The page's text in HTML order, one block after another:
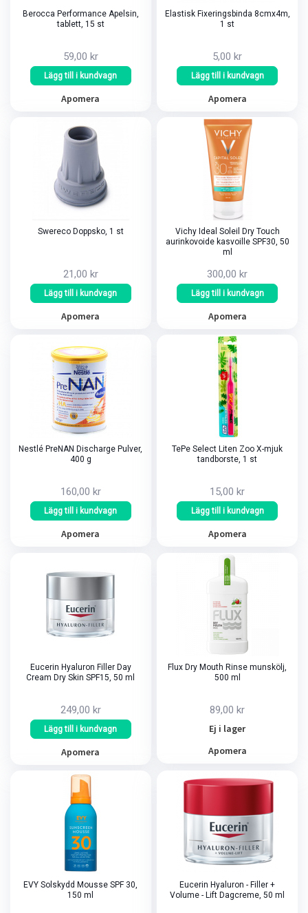
Berocca Performance Apelsin,
tablett, 15 st
59,00 kr
Lägg till i kundvagn
Apomera
Elastisk Fixeringsbinda 8cmx4m,
1 st
5,00 kr
Lägg till i kundvagn
Apomera
Swereco Doppsko, 1 st
21,00 kr
Lägg till i kundvagn
Apomera
Vichy Ideal Soleil Dry Touch
aurinkovoide kasvoille SPF30, 50
ml
300,00 kr
Lägg till i kundvagn
Apomera
Nestlé PreNAN Discharge Pulver,
400 g
160,00 kr
Lägg till i kundvagn
Apomera
TePe Select Liten Zoo X-mjuk
tandborste, 1 st
15,00 kr
Lägg till i kundvagn
Apomera
Eucerin Hyaluron Filler Day
Cream Dry Skin SPF15, 50 ml
249,00 kr
Lägg till i kundvagn
Apomera
Flux Dry Mouth Rinse munskölj,
500 ml
89,00 kr
Ej i lager
Apomera
EVY Solskydd Mousse SPF 30,
150 ml
Eucerin Hyaluron - Filler +
Volume - Lift Dagcreme, 50 ml